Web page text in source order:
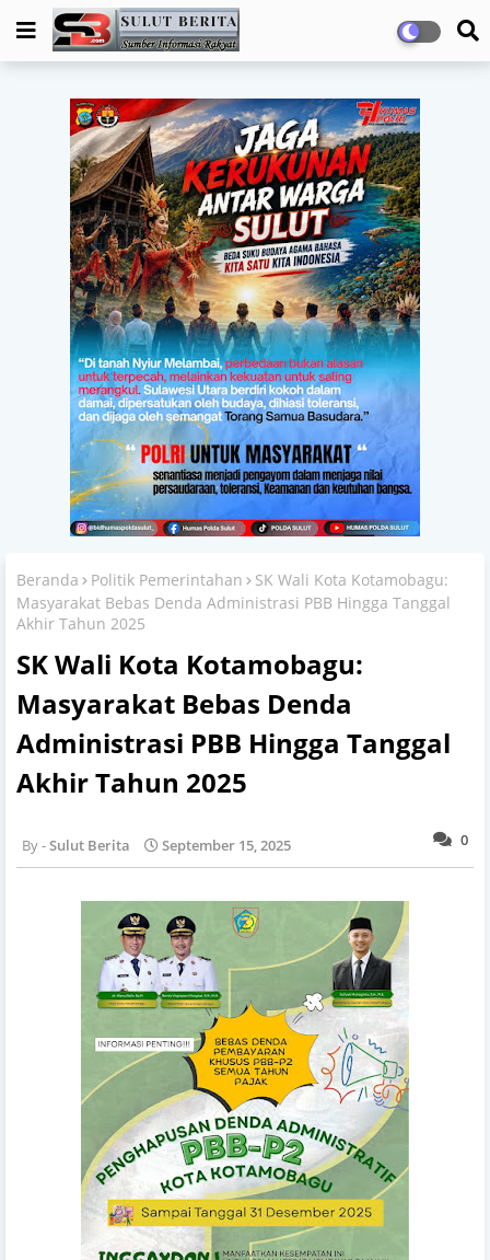
Beranda Politik Pemerintahan
SK Wali Kota Kotamobagu:
Masyarakat Bebas Denda Administrasi PBB Hingga Tanggal
Akhir Tahun 2025
SK Wali Kota Kotamobagu:
Masyarakat Bebas Denda
Administrasi PBB Hingga Tanggal
Akhir Tahun 2025
0
Sulut Berita September 15, 2025